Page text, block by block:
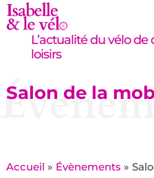
L’actualité du vélo
loisirs
Salon de la
Accueil » Évènements »